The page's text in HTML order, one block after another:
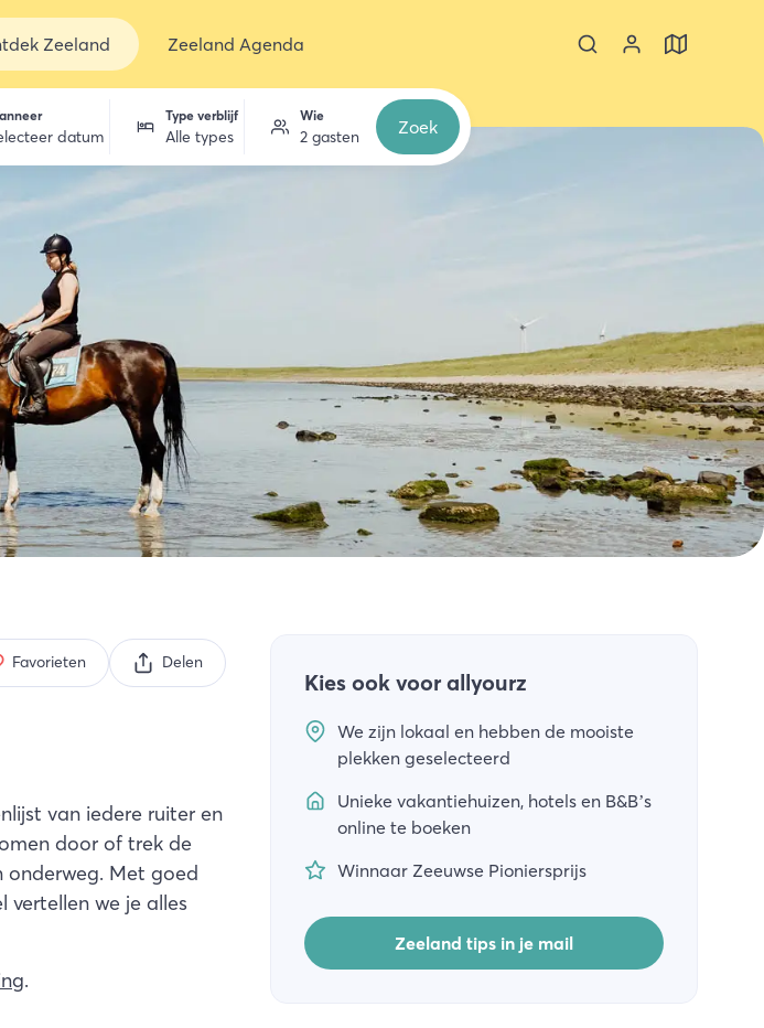
Zeeland Zeeland Agenda
datum
Type verblijf
Alle types
Wie
2 gasten Zoek
van iedere ruiter en
door of trek de
onderweg. Met goed
we je alles
.
Favorieten Delen
Kies ook voor allyourz
We zijn lokaal en hebben de mooiste
plekken geselecteerd
Unieke vakantiehuizen, hotels en B&B’s
online te boeken
Winnaar Zeeuwse Pioniersprijs
Zeeland tips in je mail